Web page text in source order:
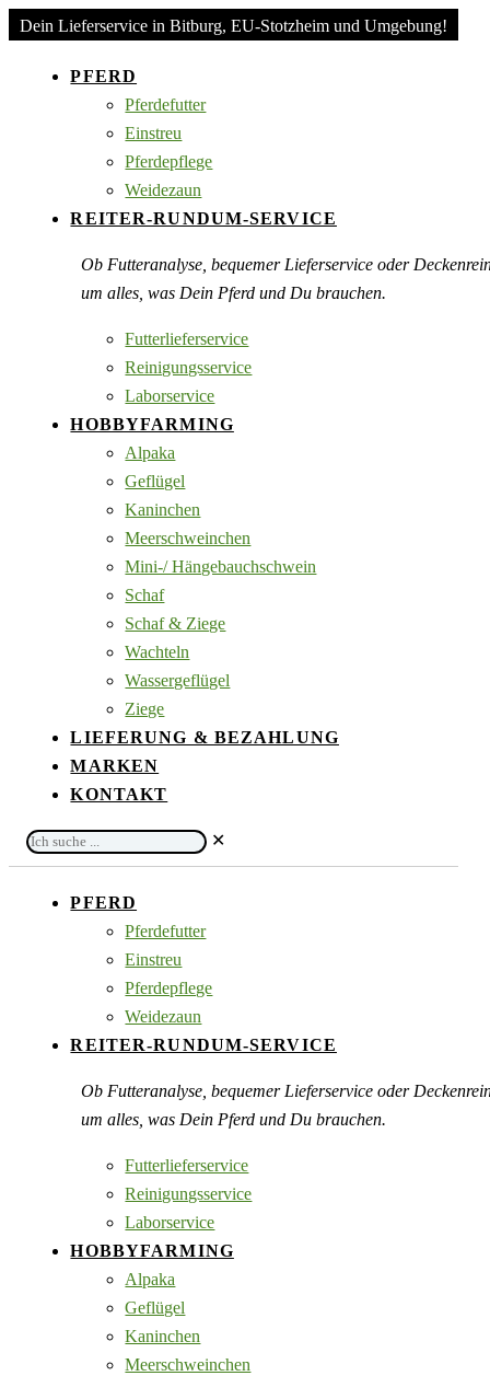
Dein Lieferservice in Bitburg, EU-Stotzheim und Umgebung!
PFERD
Pferdefutter
Einstreu
Pferdepflege
Weidezaun
REITER-RUNDUM-SERVICE
Ob Futteranalyse, bequemer Lieferservice oder
um alles, was Dein Pferd und Du brauchen.
Futterlieferservice
Reinigungsservice
Laborservice
HOBBYFARMING
Alpaka
Geflügel
Kaninchen
Meerschweinchen
Mini-/ Hängebauchschwein
Schaf
Schaf & Ziege
Wachteln
Wassergeflügel
Ziege
LIEFERUNG & BEZAHLUNG
MARKEN
KONTAKT
Ich
suche
✕
PFERD
Pferdefutter
Einstreu
Pferdepflege
Weidezaun
REITER-RUNDUM-SERVICE
Ob Futteranalyse, bequemer Lieferservice oder
um alles, was Dein Pferd und Du brauchen.
Futterlieferservice
Reinigungsservice
Laborservice
HOBBYFARMING
Alpaka
Geflügel
Kaninchen
Meerschweinchen